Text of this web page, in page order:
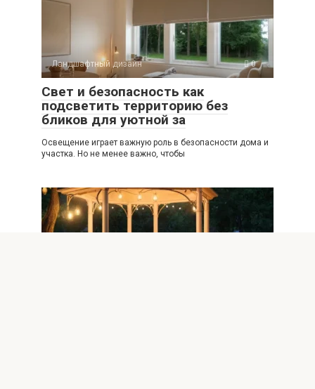
Ландшафтный дизайн 0
Свет и безопасность как
подсветить территорию без
бликов для уютной за
Освещение играет важную роль в безопасности дома и
участка. Но не менее важно, чтобы